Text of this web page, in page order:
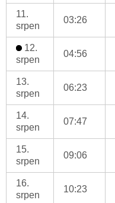
11.
srpen
03:26
12.
srpen
04:56
13.
srpen
06:23
14.
srpen
07:47
15.
srpen
09:06
16.
srpen
10:23